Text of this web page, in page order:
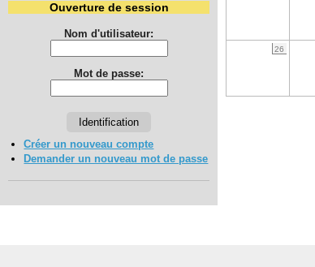
Ouverture de session
Nom d'utilisateur:
Mot de passe:
Créer un nouveau compte
Demander un nouveau mot de passe
26